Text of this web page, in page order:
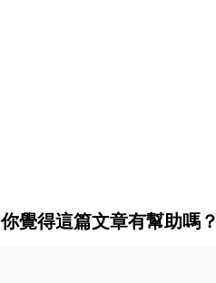
你覺得這篇文章有幫助嗎？